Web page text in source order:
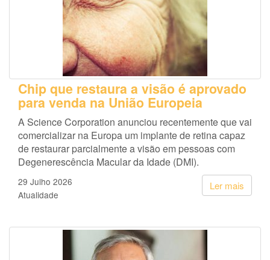
Chip que restaura a visão é aprovado
para venda na União Europeia
A Science Corporation anunciou recentemente que vai
comercializar na Europa um implante de retina capaz
de restaurar parcialmente a visão em pessoas com
Degenerescência Macular da Idade (DMI).
Ler mais
29 Julho 2026
Atualidade